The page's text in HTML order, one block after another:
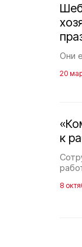
Они
20
к
8